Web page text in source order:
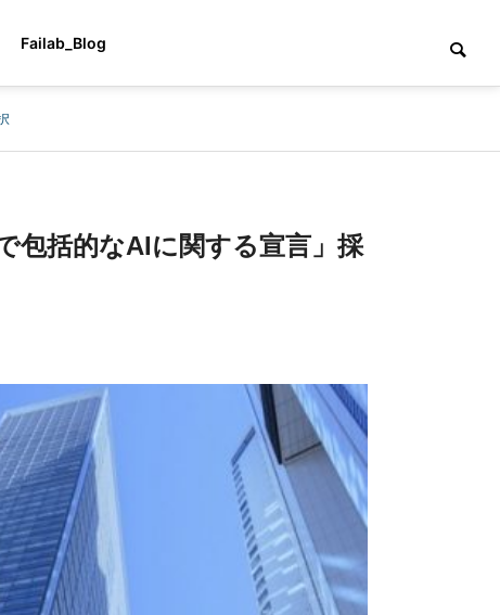
Failab_Blog
包括的なAIに関する宣言」採